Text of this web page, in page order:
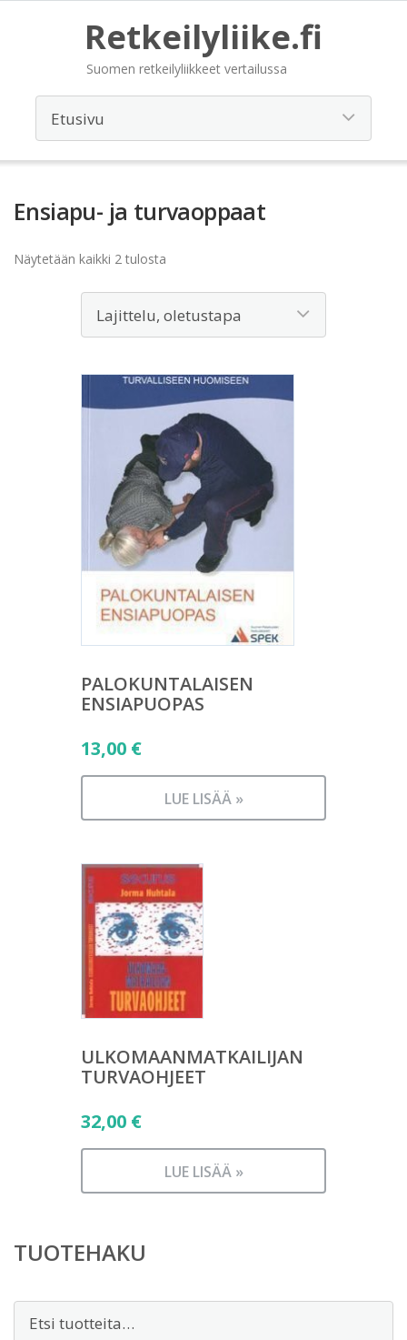
Retkeilyliike.fi
Suomen retkeilyliikkeet vertailussa
Ensiapu- ja turvaoppaat
Näytetään kaikki 2 tulosta
PALOKUNTALAISEN
ENSIAPUOPAS
13,00 €
LUE LISÄÄ »
ULKOMAANMATKAILIJAN
TURVAOHJEET
32,00 €
LUE LISÄÄ »
TUOTEHAKU
Etsi: